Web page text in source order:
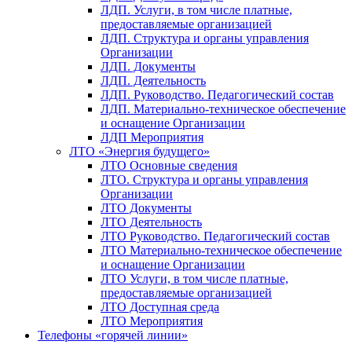
ЛДП. Услуги, в том числе платные,
предоставляемые организацией
ЛДП. Структура и органы управления
Организации
ЛДП. Документы
ЛДП. Деятельность
ЛДП. Руководство. Педагогический состав
ЛДП. Материально-техническое обеспечение
и оснащение Организации
ЛДП Мероприятия
ЛТО «Энергия будущего»
ЛТО Основные сведения
ЛТО. Структура и органы управления
Организации
ЛТО Документы
ЛТО Деятельность
ЛТО Руководство. Педагогический состав
ЛТО Материально-техническое обеспечение
и оснащение Организации
ЛТО Услуги, в том числе платные,
предоставляемые организацией
ЛТО Доступная среда
ЛТО Мероприятия
Телефоны «горячей линии»